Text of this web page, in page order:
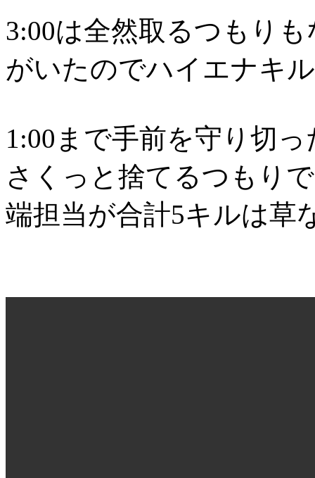
3:00は全然取るつもり
がいたのでハイエナキ
1:00まで手前を守り切
さくっと捨てるつもり
端担当が合計5キルは草